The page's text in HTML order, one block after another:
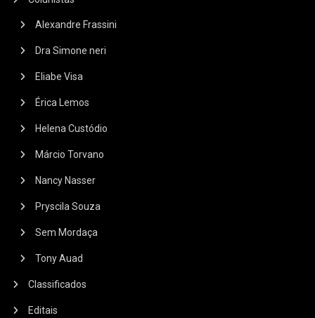
Alexandre Frassini
Dra Simone neri
Eliabe Visa
Érica Lemos
Helena Custódio
Márcio Torvano
Nancy Nasser
Pryscila Souza
Sem Mordaça
Tony Auad
Classificados
Editais